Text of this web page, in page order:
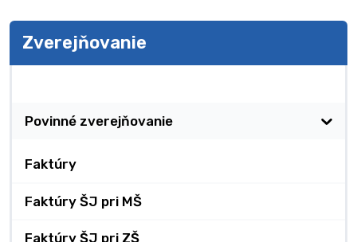
Zverejňovanie
Povinné zverejňovanie
Faktúry
Faktúry ŠJ pri MŠ
Faktúry ŠJ pri ZŠ